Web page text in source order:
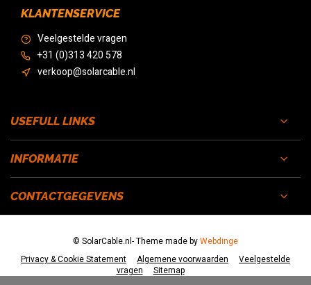
KLANTENSERVICE
Veelgestelde vragen
+31 (0)313 420 578
verkoop@solarcable.nl
USEFULL LINKS
INFORMATIE
CONTACTGEGEVENS
Privacy & Cookie Statement Algemene voorwaarden
Veelgestelde
vragen
Sitemap
© SolarCable.nl- Theme made byWebdinge